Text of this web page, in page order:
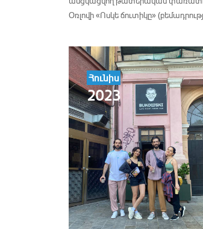
Օռլովի «Ոսկե ճուտիկը»
Հունիս
2023